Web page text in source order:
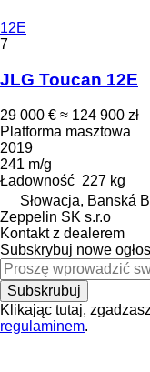
12E
7
JLG Toucan 12E
29 000 € ≈ 124 900 zł
Platforma masztowa
2019
241 m/g
Ładowność 227 kg
Słowacja, Banská
Zeppelin SK s.r.o
Kontakt z dealerem
Subskrybuj nowe
Subskrubuj
Klikając tutaj,
regulaminem.